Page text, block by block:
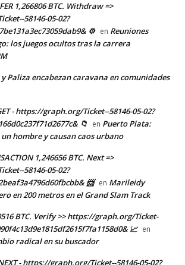
1,266806 BTC. Withdraw =>
58146-05-02?
⚙ en Reuniones
los juegos ocultos tras la carrera
Paliza encabezan caravana en comunidades
- https://graph.org/Ticket--58146-05-02?
📁 en Puerto Plata:
hombre y causan caos urbano
1,246656 BTC. Next =>
58146-05-02?
📨 en Marileidy
en 200 metros en el Grand Slam Track
BTC. Verify >> https://graph.org/Ticket-
📈 en
radical en su buscador